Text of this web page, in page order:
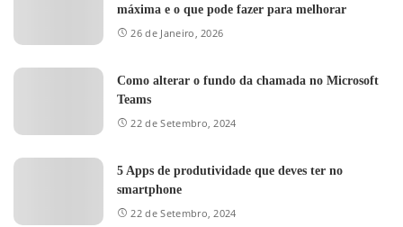
máxima e o que pode fazer para melhorar
26 de Janeiro, 2026
Como alterar o fundo da chamada no Microsoft
Teams
22 de Setembro, 2024
5 Apps de produtividade que deves ter no
smartphone
22 de Setembro, 2024